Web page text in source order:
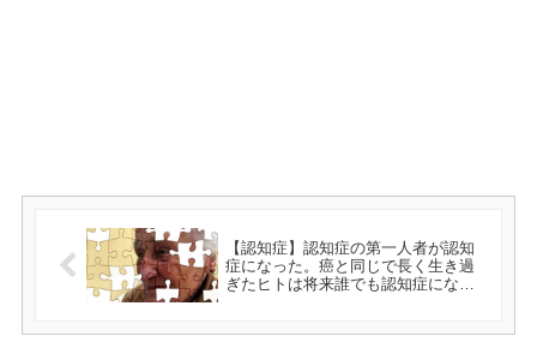
【認知症】認知症の第一人者が認知
症になった。癌と同じで長く生き過
ぎたヒトは将来誰でも認知症になる